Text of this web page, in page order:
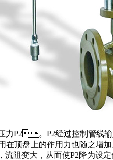
力P2。P2经过控制管线
作用在顶盘上的作用力也随
流阻变大，从而使P2降